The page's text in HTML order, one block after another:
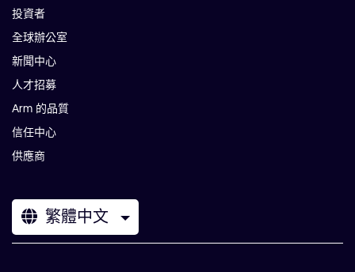
投資者
全球辦公室
新聞中心
人才招募
Arm 的品質
信任中心
供應商
繁體中文